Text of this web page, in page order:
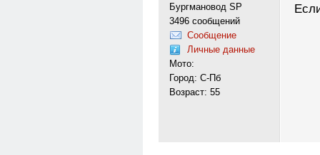
Бургмановод SP
3496 сообщений
Сообщение
Личные данные
Мото:
Город: С-Пб
Возраст: 55